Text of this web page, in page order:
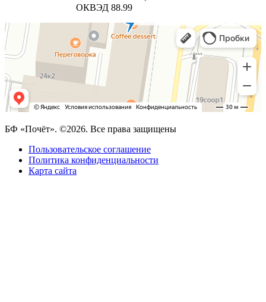
ОКВЭД 88.99
БФ «Почёт». ©2026. Все права защищены
Пользовательское соглашение
Политика конфиденциальности
Карта сайта